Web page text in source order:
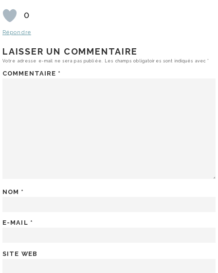
0
Répondre
LAISSER UN COMMENTAIRE
Votre adresse e-mail ne sera pas publiée. Les champs obligatoires sont indiqués avec*
COMMENTAIRE *
NOM *
E-MAIL *
SITE WEB